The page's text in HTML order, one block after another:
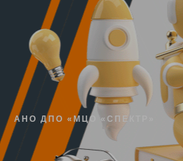
АНО ДПО «МЦО «СПЕКТР»